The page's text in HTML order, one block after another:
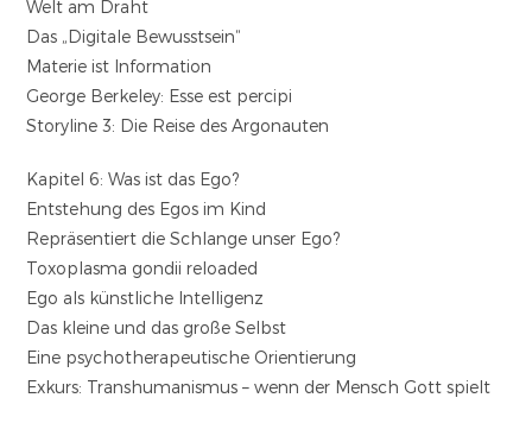
Welt am Draht
Das „Digitale Bewusstsein“
Materie ist Information
George Berkeley: Esse est percipi
Storyline 3: Die Reise des Argonauten
Kapitel 6: Was ist das Ego?
Entstehung des Egos im Kind
Repräsentiert die Schlange unser Ego?
Toxoplasma gondii reloaded
Ego als künstliche Intelligenz
Das kleine und das große Selbst
Eine psychotherapeutische Orientierung
Exkurs: Transhumanismus – wenn der Mensch Gott spielt